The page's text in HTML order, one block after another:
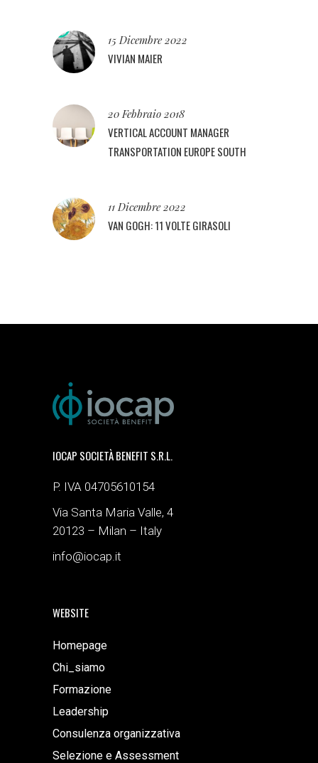
15 Dicembre 2022
VIVIAN MAIER
20 Febbraio 2018
VERTICAL ACCOUNT MANAGER
TRANSPORTATION EUROPE SOUTH
11 Dicembre 2022
VAN GOGH: 11 VOLTE GIRASOLI
IOCAP SOCIETÀ BENEFIT S.R.L.
P. IVA 04705610154
Via Santa Maria Valle, 4
20123 – Milan – Italy
info@iocap.it
WEBSITE
Homepage
Chi_siamo
Formazione
Leadership
Consulenza organizzativa
Selezione e Assessment